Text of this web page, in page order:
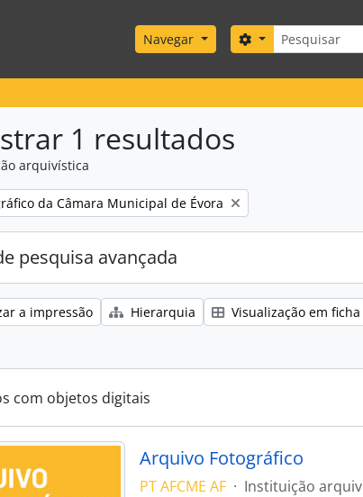
Navegar Pesquisar
Search options
1 resultados
arquivística
da Câmara Municipal de Évora
pesquisa avançada
a impressão Hierarquia Visualização em ficha
com objetos digitais
Arquivo Fotográfico
PT AFCME AF · Instituição